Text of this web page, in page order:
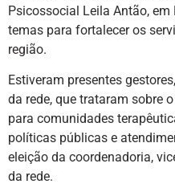
Psicossocial Leila Antão,
temas para fortalecer os
região.
Estiveram presentes
da rede, que trataram sobre
para comunidades
políticas públicas e
eleição da coordenadoria,
da rede.